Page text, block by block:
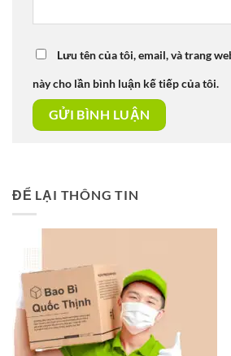
Lưu tên của tôi, email, và trang
này cho lần bình luận kế tiếp của tôi.
ĐỂ LẠI THÔNG TIN